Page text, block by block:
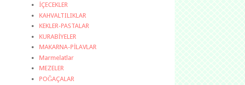
İÇECEKLER
KAHVALTILIKLAR
KEKLER-PASTALAR
KURABİYELER
MAKARNA-PİLAVLAR
Marmelatlar
MEZELER
POĞAÇALAR